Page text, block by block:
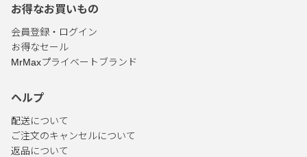
お得なお買いもの
会員登録・ログイン
お得なセール
MrMaxプライベートブランド
ヘルプ
配送について
ご注文のキャンセルについて
返品について